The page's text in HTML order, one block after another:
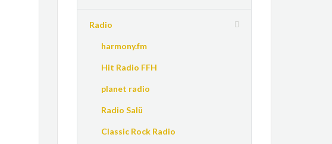
Radio
harmony.fm
Hit Radio FFH
planet radio
Radio Salü
Classic Rock Radio